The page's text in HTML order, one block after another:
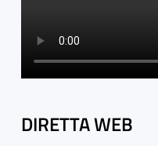
DIRETTA WEB